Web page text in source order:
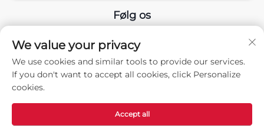
Følg os
Copyright © 2026 China Guangdong Udstillingshal Intelligent
Equipment Co., Ltd. Alle rettigheder forbeholdes. -
Privatlivspolitik
We value your privacy
We use cookies and similar tools to provide our services.
If you don't want to accept all cookies, click Personalize
cookies.
Accept all